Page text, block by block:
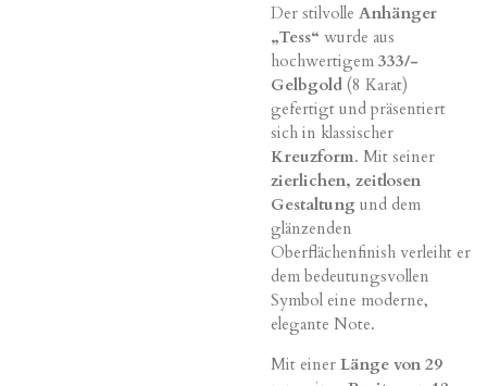
Der stilvolle Anhänger
„Tess“ wurde aus
hochwertigem 333/-
Gelbgold (8 Karat)
gefertigt und präsentiert
sich in klassischer
Kreuzform. Mit seiner
zierlichen, zeitlosen
Gestaltung und dem
glänzenden
Oberflächenfinish verleiht er
dem bedeutungsvollen
Symbol eine moderne,
elegante Note.
Mit einer Länge von 29